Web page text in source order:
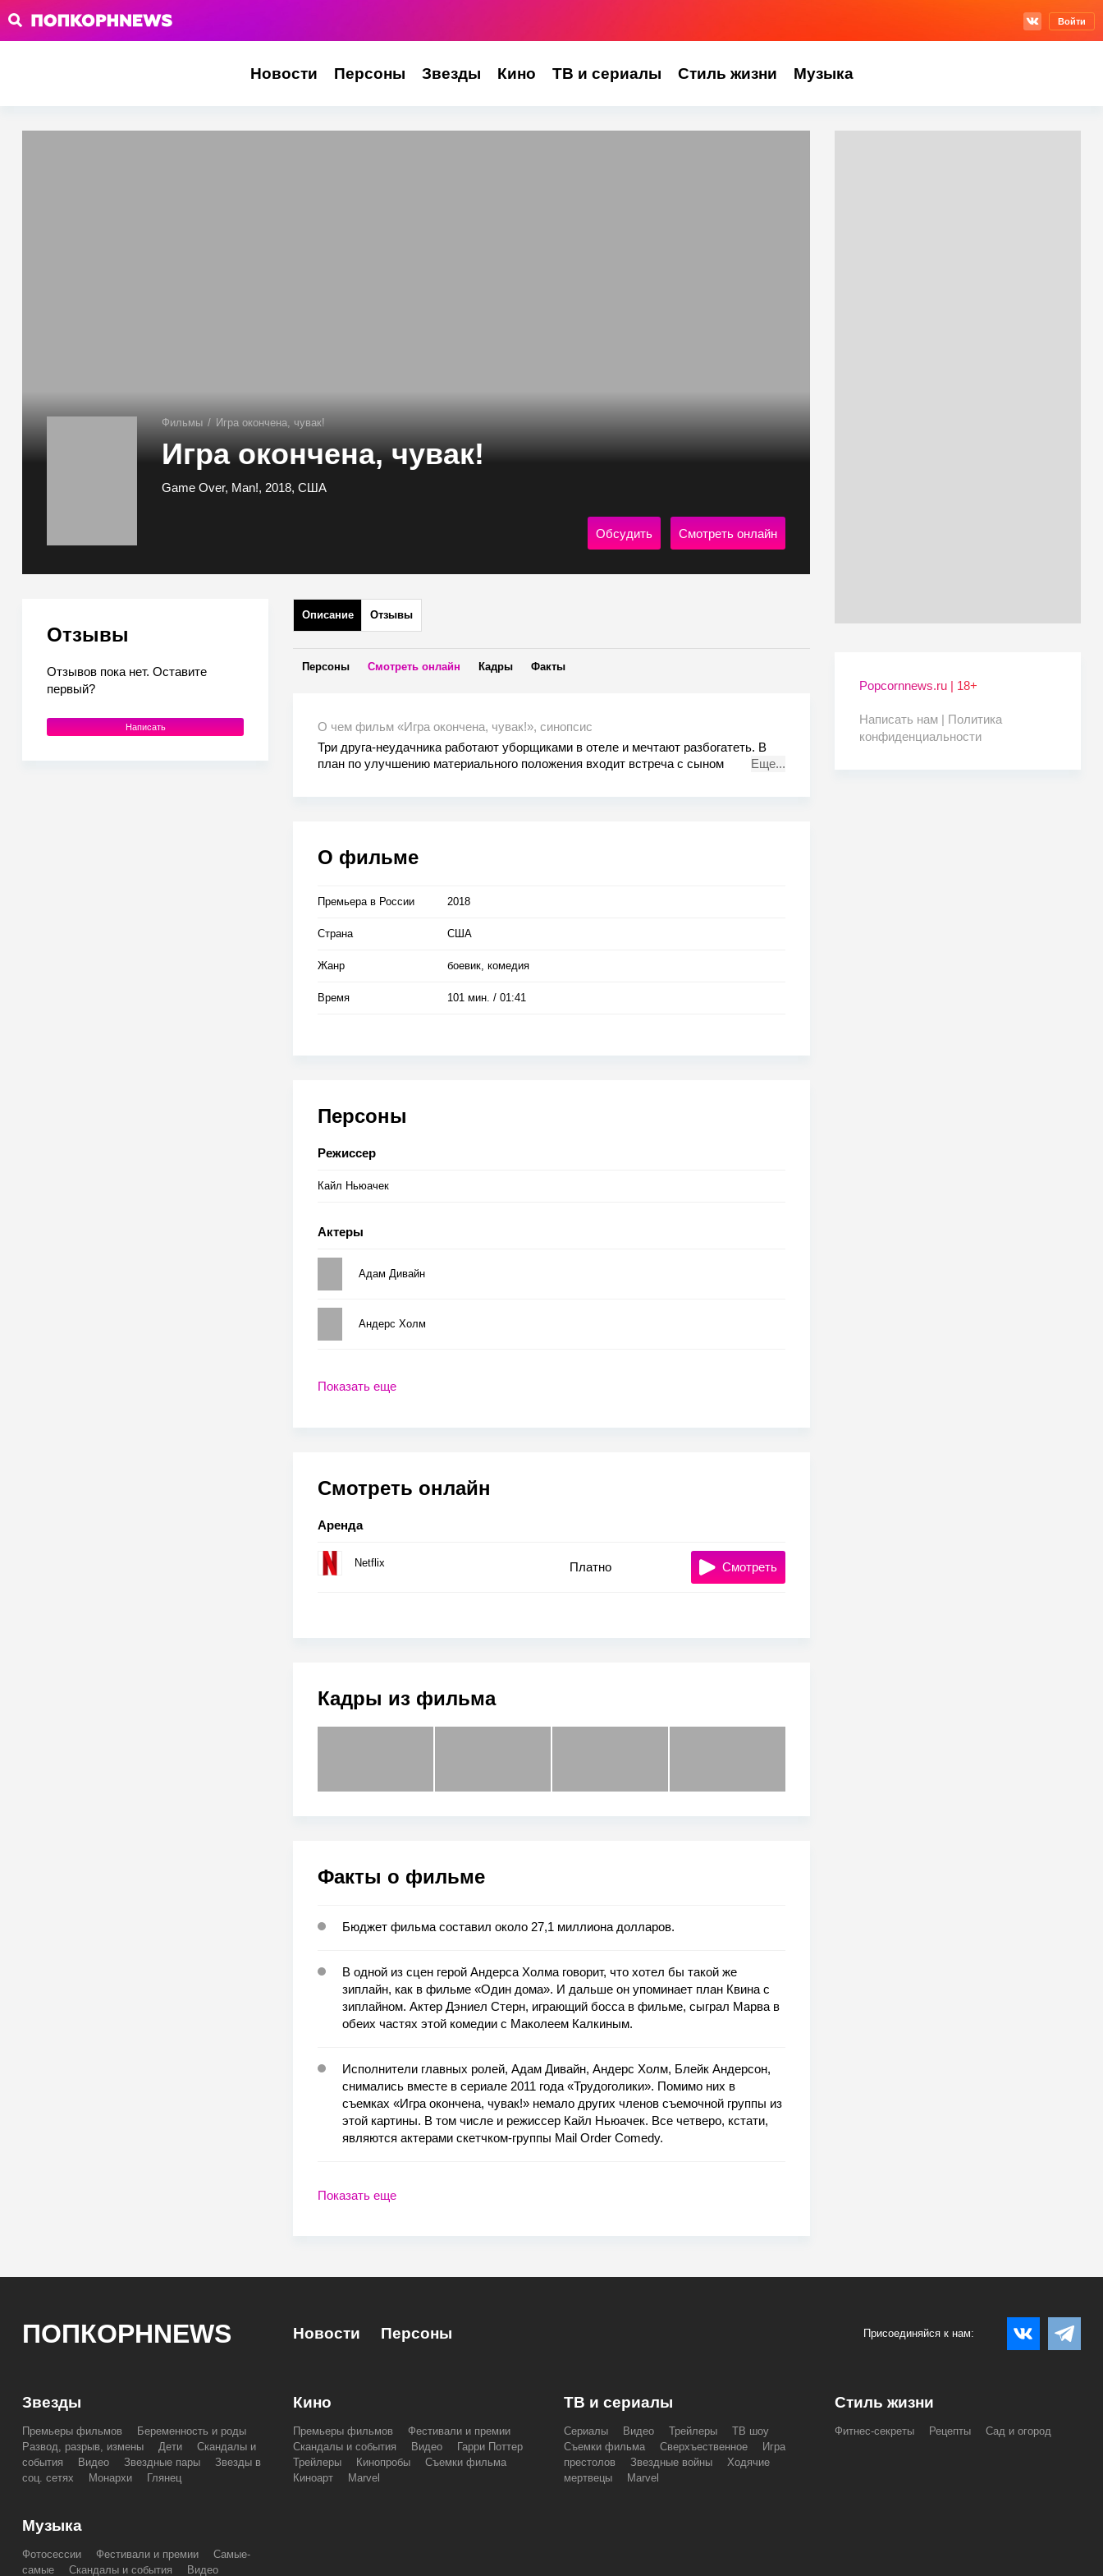
Войти
Новости Персоны Звезды Кино ТВ и сериалы Стиль жизни Музыка
Фильмы / Игра окончена, чувак!
Игра окончена, чувак!
Game Over, Man!, 2018, США
Обсудить Смотреть онлайн
Отзывы
Отзывов пока нет. Оставите
первый?
Написать
Описание Отзывы
Персоны Смотреть онлайн Кадры Факты
О чем фильм «Игра окончена, чувак!», синопсис
Три друга-неудачника работают уборщиками в отеле и мечтают разбогатеть. В
план по улучшению материального положения входит встреча с сыном
Оказывается, отель захватили террористы, только наши герои им не попались и
Еще...
О фильме
Премьера в Росcии 2018
Страна США
Жанр боевик, комедия
Время 101 мин. / 01:41
Персоны
Режиссер
Кайл Ньюачек
Актеры
Адам Дивайн
Андерс Холм
Показать еще
Смотреть онлайн
Аренда
Netflix Платно Смотреть
Кадры из фильма
Факты о фильме
Бюджет фильма составил около 27,1 миллиона долларов.
В одной из сцен герой Андерса Холма говорит, что хотел бы такой же
зиплайн, как в фильме «Один дома». И дальше он упоминает план Квина с
зиплайном. Актер Дэниел Стерн, играющий босса в фильме, сыграл Марва в
обеих частях этой комедии с Маколеем Калкиным.
Исполнители главных ролей, Адам Дивайн, Андерс Холм, Блейк Андерсон,
снимались вместе в сериале 2011 года «Трудоголики». Помимо них в
съемках «Игра окончена, чувак!» немало других членов съемочной группы из
этой картины. В том числе и режиссер Кайл Ньюачек. Все четверо, кстати,
являются актерами скетчком-группы Mail Order Comedy.
Показать еще
Popcornnews.ru | 18+
Написать нам | Политика
конфиденциальности
ПОПКОРНNEWS Новости Персоны Присоединяйся к нам:
Звезды
Премьеры фильмов
Беременность и роды
Развод, разрыв, измены
Дети
Скандалы и
события
Видео Звездные пары
Звезды в
соц. сетях
Монархи Глянец
Кино
Премьеры фильмов
Фестивали и премии
Скандалы и события
Видео
Гарри Поттер
Трейлеры
Кинопробы
Съемки фильма
Киноарт
Marvel
ТВ и сериалы
Сериалы Видео Трейлеры
ТВ шоу
Съемки фильма
Сверхъественное
Игра
престолов
Звездные войны
Ходячие
мертвецы
Marvel
Стиль жизни
Фитнес-секреты Рецепты Сад и огород
Музыка
Фотосессии Фестивали и премии
Самые-
самые
Скандалы и события Видео